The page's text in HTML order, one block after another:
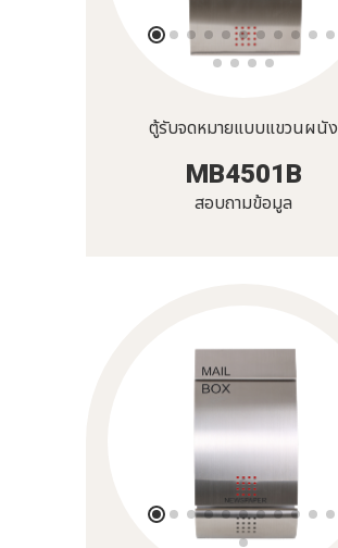
ตู้รับจดหมายแบบแขวนผนัง
MB4501B
สอบถามข้อมูล